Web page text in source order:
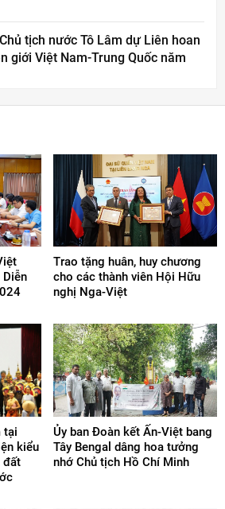
tịch nước Tô Lâm dự Liên hoan
giới Việt Nam-Trung Quốc năm
Diễn
Trao tặng huân, huy chương
cho các thành viên Hội Hữu
nghị Nga-Việt
tại
kiểu
đất
Ủy ban Đoàn kết Ấn-Việt bang
Tây Bengal dâng hoa tưởng
nhớ Chủ tịch Hồ Chí Minh